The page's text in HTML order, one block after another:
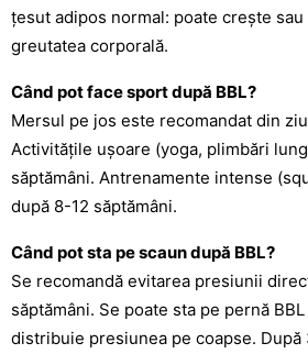
țesut adipos normal: poate crește
greutatea corporală.
Când pot face sport după BBL?
Mersul pe jos este recomandat din
Activitățile ușoare (yoga, plimbări
săptămâni. Antrenamente intense
după 8-12 săptămâni.
Când pot sta pe scaun după BBL?
Se recomandă evitarea presiunii
săptămâni. Se poate sta pe pernă
distribuie presiunea pe coapse. După